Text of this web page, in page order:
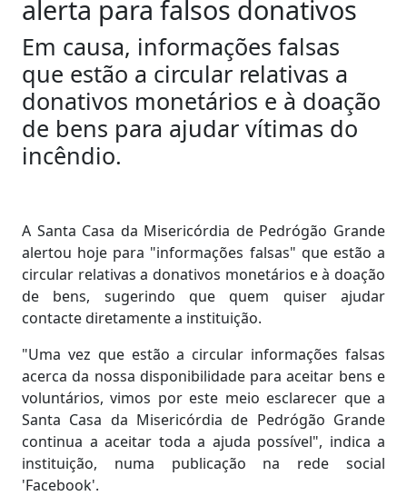
alerta para falsos donativos
Em causa, informações falsas
que estão a circular relativas a
donativos monetários e à doação
de bens para ajudar vítimas do
incêndio.
A Santa Casa da Misericórdia de Pedrógão Grande
alertou hoje para "informações falsas" que estão a
circular relativas a donativos monetários e à doação
de bens, sugerindo que quem quiser ajudar
contacte diretamente a instituição.
"Uma vez que estão a circular informações falsas
acerca da nossa disponibilidade para aceitar bens e
voluntários, vimos por este meio esclarecer que a
Santa Casa da Misericórdia de Pedrógão Grande
continua a aceitar toda a ajuda possível", indica a
instituição, numa publicação na rede social
'Facebook'.